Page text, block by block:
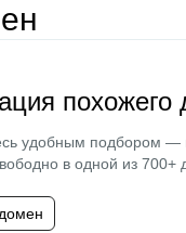
похожего
удобным подбором —
в одной из 700+